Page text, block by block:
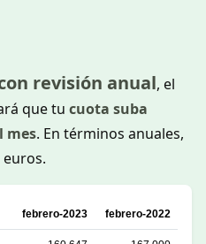
revisión anual, el
que tu cuota suba
mes. En términos anuales,
febrero-2023 febrero-2022